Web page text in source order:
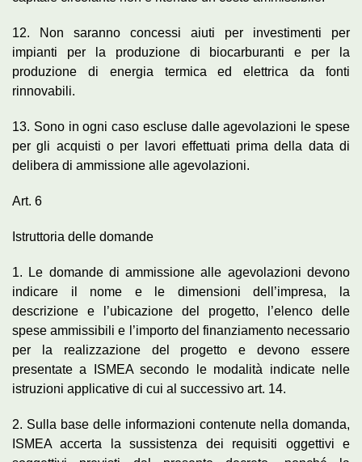
12. Non saranno concessi aiuti per investimenti per
impianti per la produzione di biocarburanti e per la
produzione di energia termica ed elettrica da fonti
rinnovabili.
13. Sono in ogni caso escluse dalle agevolazioni le spese
per gli acquisti o per lavori effettuati prima della data di
delibera di ammissione alle agevolazioni.
Art. 6
Istruttoria delle domande
1. Le domande di ammissione alle agevolazioni devono
indicare il nome e le dimensioni dell’impresa, la
descrizione e l’ubicazione del progetto, l’elenco delle
spese ammissibili e l’importo del finanziamento necessario
per la realizzazione del progetto e devono essere
presentate a ISMEA secondo le modalità indicate nelle
istruzioni applicative di cui al successivo art. 14.
2. Sulla base delle informazioni contenute nella domanda,
ISMEA accerta la sussistenza dei requisiti oggettivi e